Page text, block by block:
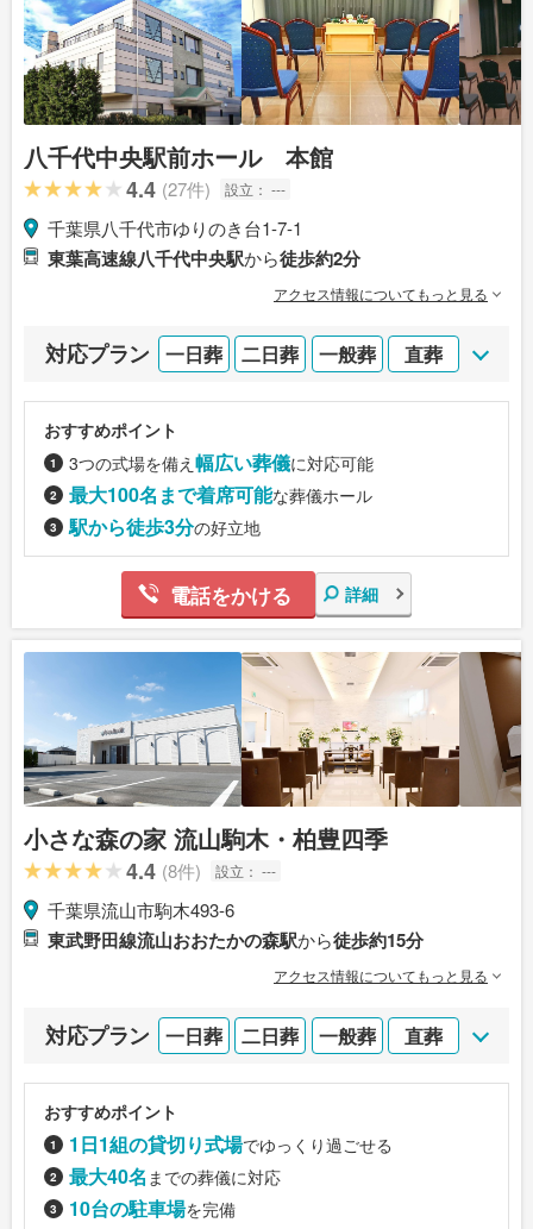
八千代中央駅前ホール 本館
4.4 (27件) 設立： ---
千葉県八千代市ゆりのき台1-7-1
東葉高速線八千代中央駅から徒歩約2分
アクセス情報についてもっと見る
対応プラン 一日葬 二日葬 一般葬 直葬
おすすめポイント
3つの式場を備え 幅広い葬儀に対応可能
最大100名まで着席可能な葬儀ホール
駅から徒歩3分の好立地
電話をかける 詳細
小さな森の家 流山駒木・柏豊四季
4.4 (8件) 設立： ---
千葉県流山市駒木493-6
東武野田線流山おおたかの森駅から徒歩約15分
アクセス情報についてもっと見る
対応プラン 一日葬 二日葬 一般葬 直葬
おすすめポイント
1日1組の貸切り式場でゆっくり過ごせる
最大40名 までの葬儀に対応
10台の駐車場を完備